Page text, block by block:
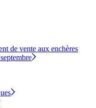
de vente aux enchères